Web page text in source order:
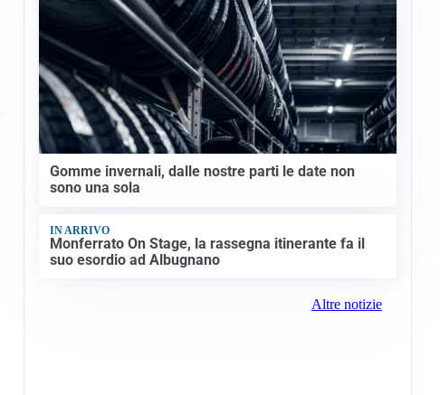
Gomme invernali, dalle nostre parti le date non
sono una sola
IN ARRIVO
Monferrato On Stage, la rassegna itinerante fa il
suo esordio ad Albugnano
Altre notizie